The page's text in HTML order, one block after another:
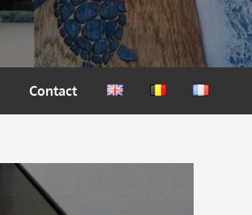
Contact
EnglishNederlandsFrançais